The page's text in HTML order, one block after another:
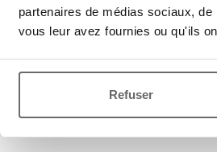
partenaires de médias sociaux,
vous leur avez fournies ou qu'ils
Refuser